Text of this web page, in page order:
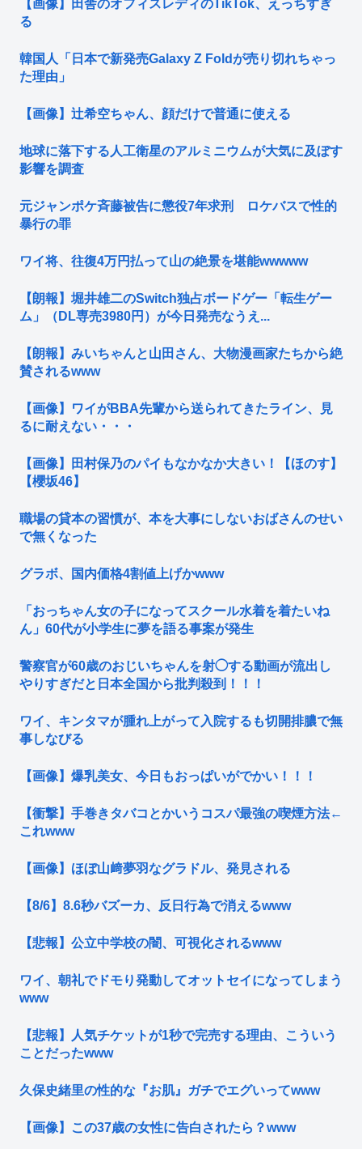
【画像】田舎のオフィスレディのTikTok、えっちすぎ
る
韓国人「日本で新発売Galaxy Z Foldが売り切れちゃっ
た理由」
【画像】辻希空ちゃん、顔だけで普通に使える
地球に落下する人工衛星のアルミニウムが大気に及ぼす
影響を調査
元ジャンポケ斉藤被告に懲役7年求刑 ロケバスで性的
暴行の罪
ワイ将、往復4万円払って山の絶景を堪能wwwww
【朗報】堀井雄二のSwitch独占ボードゲー「転生ゲー
ム」（DL専売3980円）が今日発売なうえ...
【朗報】みいちゃんと山田さん、大物漫画家たちから絶
賛されるwww
【画像】ワイがBBA先輩から送られてきたライン、見
るに耐えない・・・
【画像】田村保乃のパイもなかなか大きい！【ほのす】
【櫻坂46】
職場の貸本の習慣が、本を大事にしないおばさんのせい
で無くなった
グラボ、国内価格4割値上げかwww
「おっちゃん女の子になってスクール水着を着たいね
ん」60代が小学生に夢を語る事案が発生
警察官が60歳のおじいちゃんを射◯する動画が流出し
やりすぎだと日本全国から批判殺到！！！
ワイ、キンタマが腫れ上がって入院するも切開排膿で無
事しなびる
【画像】爆乳美女、今日もおっぱいがでかい！！！
【衝撃】手巻きタバコとかいうコスパ最強の喫煙方法←
これwww
【画像】ほぼ山﨑夢羽なグラドル、発見される
【8/6】8.6秒バズーカ、反日行為で消えるwww
【悲報】公立中学校の闇、可視化されるwww
ワイ、朝礼でドモり発動してオットセイになってしまう
www
【悲報】人気チケットが1秒で完売する理由、こういう
ことだったwww
久保史緒里の性的な『お肌』ガチでエグいってwww
【画像】この37歳の女性に告白されたら？www